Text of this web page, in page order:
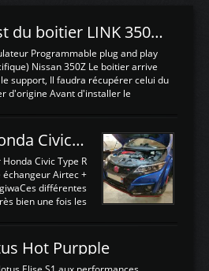
Test du boitier LINK 350Z Plugin ECU
Programmable plug and play
Nissan 350Z Le boitier arrive
support, Il faudra récupérer celui du
d'origine Avant d'installer le
l'information de la large bande
le boitier. sydney sweeney deepfake
0-5V de l'afr sera connectée sur
AN Volt 8 et GndAN pour
et Volt car l'information est une
(Pas une résistance variable d'un
de brancher le ...
Préparation Honda Civic Type R FK2
Civic Type R
échangeur Airtec +
différentes
bien une fois les
inferieur,
la structure ou le
du fond plat. Une
Hot Purpple